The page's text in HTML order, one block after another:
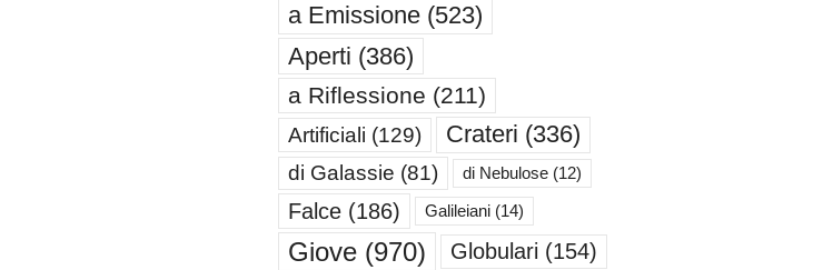
a Emissione(523)
Aperti (386)
a Riflessione (211)
Artificiali (129) Crateri (336)
di Galassie (81) di Nebulose(12)
Falce(186) Galileiani(14)
Giove(970) Globulari (154)